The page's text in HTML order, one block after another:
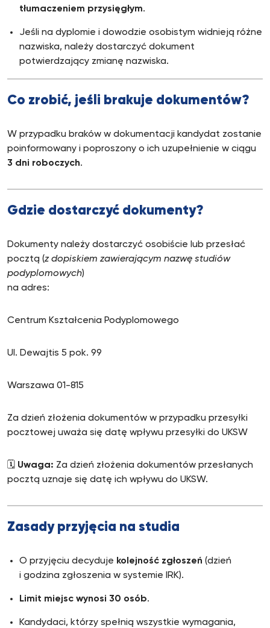
tłumaczeniem przysięgłym.
Jeśli na dyplomie i dowodzie osobistym widnieją różne
nazwiska, należy dostarczyć dokument
potwierdzający zmianę nazwiska.
Co zrobić, jeśli brakuje dokumentów?
W przypadku braków w dokumentacji kandydat zostanie
poinformowany i poproszony o ich uzupełnienie w ciągu
3 dni roboczych.
Gdzie dostarczyć dokumenty?
Dokumenty należy dostarczyć osobiście lub przesłać
pocztą (z dopiskiem zawierającym nazwę studiów
podyplomowych)
na adres:
Centrum Kształcenia Podyplomowego
Ul. Dewajtis 5 pok. 99
Warszawa 01-815
Za dzień złożenia dokumentów w przypadku przesyłki
pocztowej uważa się datę wpływu przesyłki do UKSW
🗓️ Uwaga: Za dzień złożenia dokumentów przesłanych
pocztą uznaje się datę ich wpływu do UKSW.
Zasady przyjęcia na studia
O przyjęciu decyduje kolejność zgłoszeń (dzień
i godzina zgłoszenia w systemie IRK).
Limit miejsc wynosi 30 osób.
Kandydaci, którzy spełnią wszystkie wymagania,